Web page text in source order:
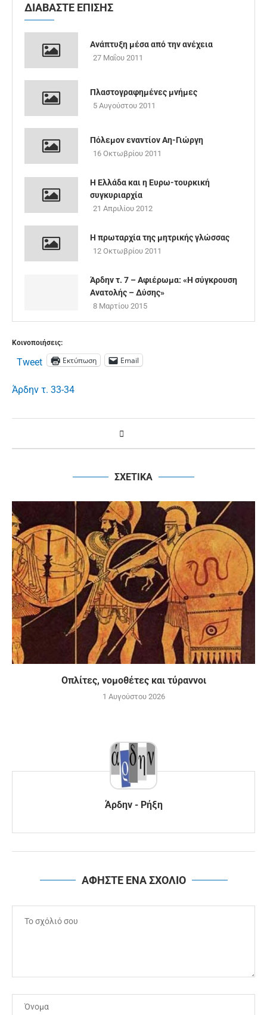
ΔΙΑΒΑΣΤΕ ΕΠΙΣΗΣ
Ανάπτυξη μέσα από την ανέχεια
27 Μαΐου 2011
Πλαστογραφημένες μνήμες
5 Αυγούστου 2011
Πόλεμον εναντίον Αη-Γιώργη
16 Οκτωβρίου 2011
Η Ελλάδα και η Ευρω-τουρκική
συγκυριαρχία
21 Απριλίου 2012
Η πρωταρχία της μητρικής γλώσσας
12 Οκτωβρίου 2011
Άρδην τ. 7 – Αφιέρωμα: «Η σύγκρουση
Ανατολής – Δύσης»
8 Μαρτίου 2015
Κοινοποιήσεις:
Tweet Εκτύπωση Email
Άρδην τ. 33-34
ΣΧΕΤΙΚΑ
Οπλίτες, νομοθέτες και τύραννοι
1 Αυγούστου 2026
Άρδην - Ρήξη
ΑΦΗΣΤΕ ΕΝΑ ΣΧΟΛΙΟ